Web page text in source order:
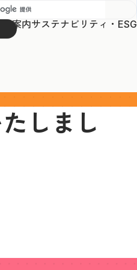
業案内サステナビリティ・ESG
しまし